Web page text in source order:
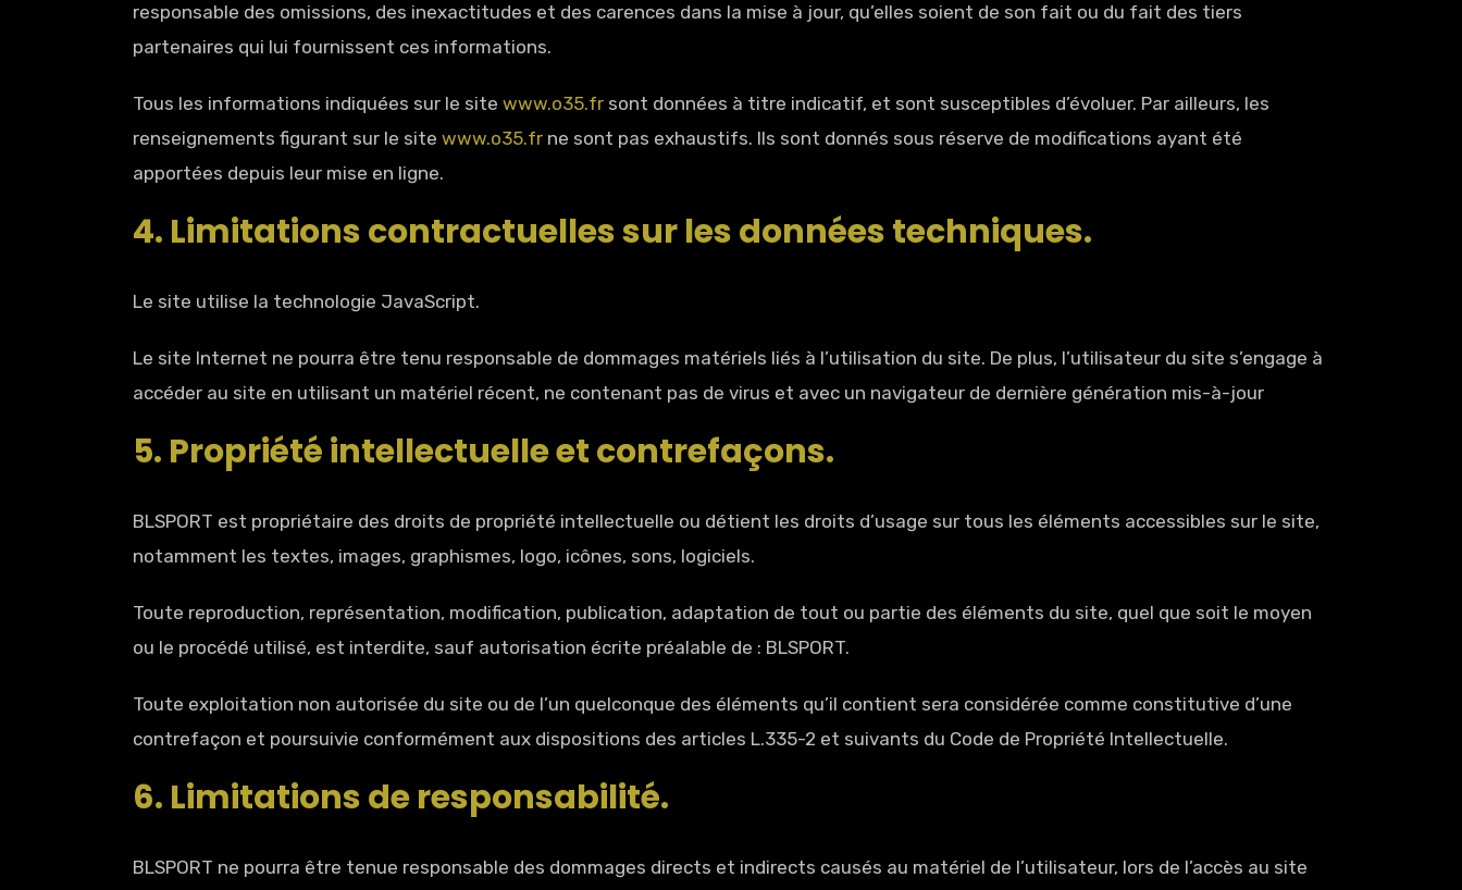
responsable des omissions, des inexactitudes et des carences dans la mise à jour, qu’elles soient de son fait ou du fait des tiers
partenaires qui lui fournissent ces informations.
Tous les informations indiquées sur le site www.o35.fr sont données à titre indicatif, et sont susceptibles d’évoluer. Par ailleurs, les
renseignements figurant sur le site www.o35.fr ne sont pas exhaustifs. Ils sont donnés sous réserve de modifications ayant été
apportées depuis leur mise en ligne.
4. Limitations contractuelles sur les données techniques.
Le site utilise la technologie JavaScript.
Le site Internet ne pourra être tenu responsable de dommages matériels liés à l’utilisation du site. De plus, l’utilisateur du site s’engage à
accéder au site en utilisant un matériel récent, ne contenant pas de virus et avec un navigateur de dernière génération mis-à-jour
5. Propriété intellectuelle et contrefaçons.
BLSPORT est propriétaire des droits de propriété intellectuelle ou détient les droits d’usage sur tous les éléments accessibles sur le site,
notamment les textes, images, graphismes, logo, icônes, sons, logiciels.
Toute reproduction, représentation, modification, publication, adaptation de tout ou partie des éléments du site, quel que soit le moyen
ou le procédé utilisé, est interdite, sauf autorisation écrite préalable de : BLSPORT.
Toute exploitation non autorisée du site ou de l’un quelconque des éléments qu’il contient sera considérée comme constitutive d’une
contrefaçon et poursuivie conformément aux dispositions des articles L.335-2 et suivants du Code de Propriété Intellectuelle.
6. Limitations de responsabilité.
BLSPORT ne pourra être tenue responsable des dommages directs et indirects causés au matériel de l’utilisateur, lors de l’accès au site